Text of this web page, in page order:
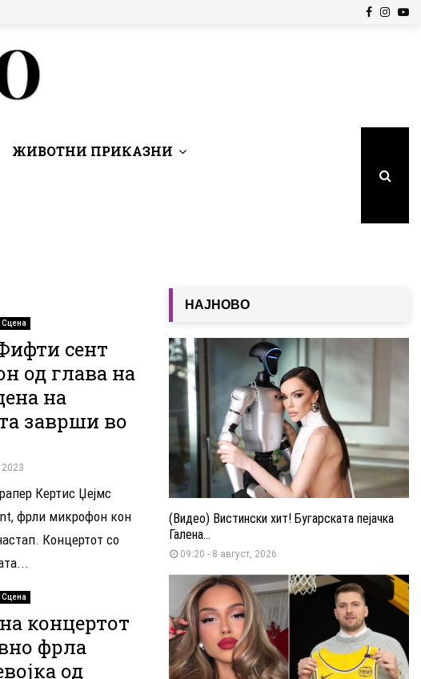
Facebook
ЖИВОТНИ ПРИКАЗНИ
Сцена
сент
од глава на
на
заврши во
Кертис Џејмс
фрли микрофон кон
Концертот со
Сцена
концертот
фрла
од
НАЈНОВО
(Видео) Вистински хит! Бугарската пејачка
Галена...
09:20 - 8 август, 2026